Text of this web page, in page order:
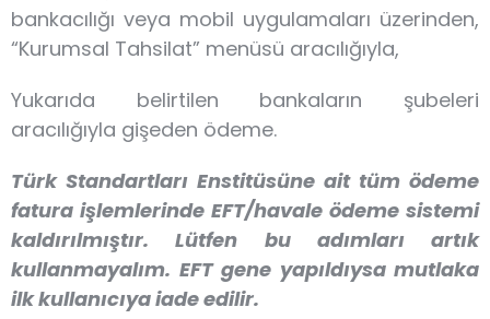
bankacılığı veya mobil uygulamaları üzerinden,
“Kurumsal Tahsilat” menüsü aracılığıyla,
Yukarıda belirtilen bankaların şubeleri
aracılığıyla gişeden ödeme.
Türk Standartları Enstitüsüne ait tüm ödeme
fatura işlemlerinde EFT/havale ödeme sistemi
kaldırılmıştır. Lütfen bu adımları artık
kullanmayalım. EFT gene yapıldıysa mutlaka
ilk kullanıcıya iade edilir.